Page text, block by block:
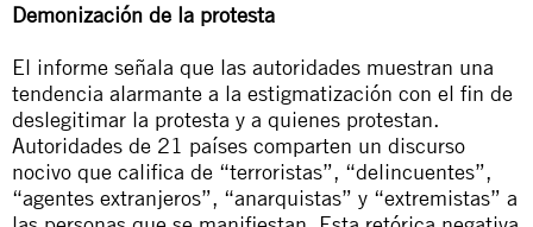
Demonización de la protesta
El informe señala que las autoridades muestran una
tendencia alarmante a la estigmatización con el fin de
deslegitimar la protesta y a quienes protestan.
Autoridades de 21 países comparten un discurso
nocivo que califica de “terroristas”, “delincuentes”,
“agentes extranjeros”, “anarquistas” y “extremistas” a